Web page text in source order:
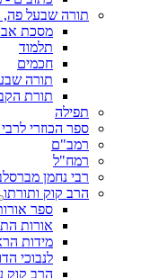
תורה שבעל פה,
מסכת
תלמוד
חכמים
תורה
תורת
תפילה
ספר הכוזרי
רמב"ם
רמח"ל
רבי נחמן
הרב קוק ותורתו
ספר
אורות
מידות
לנבוכי
הרב קוק